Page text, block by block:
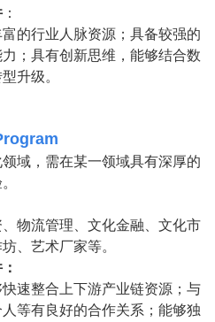
：
的行业人脉资源；具备较强的
；具有创新思维，能够结合数
升级。
域，需在某一领域具有深厚的
物流管理、文化金融、文化市
、艺术厂家等。
速整合上下游产业链资源；与
等有良好的合作关系；能够独